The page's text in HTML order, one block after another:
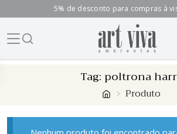
5% de desconto para compras à
Tag: poltrona
Produto